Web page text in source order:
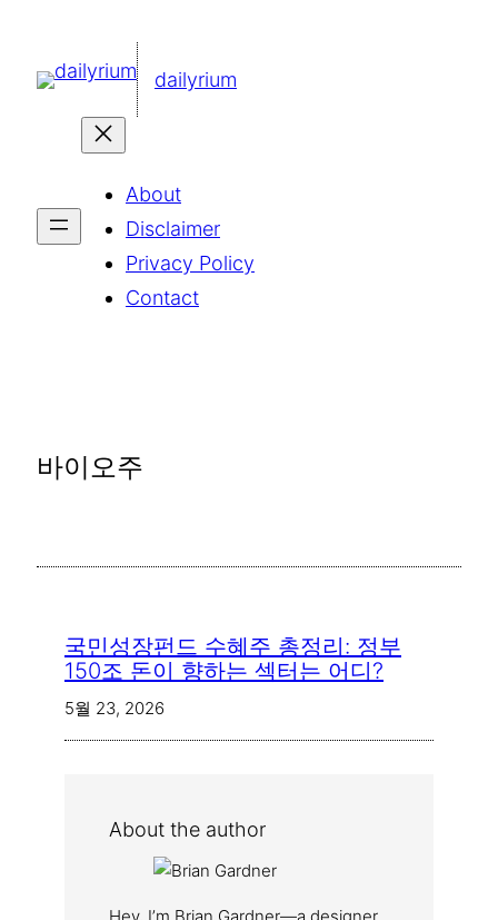
dailyrium
About
Disclaimer
Privacy Policy
Contact
바이오주
국민성장펀드 수혜주 총정리: 정부
150조 돈이 향하는 섹터는 어디?
5월 23, 2026
About the author